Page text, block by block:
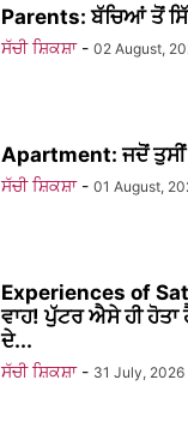
Parents: ਬੱਚਿਆਂ ਤੋਂ
ਸੱਚੀ ਸ਼ਿਕਸ਼ਾ - 02 August,
Apartment: ਜਦੋਂ
ਸੱਚੀ ਸ਼ਿਕਸ਼ਾ - 01 August,
Experiences of
ਵਾਹ! ਪੁੱਟਰ ਐਸੇ ਹੀ
ਦੇ...
ਸੱਚੀ ਸ਼ਿਕਸ਼ਾ - 31 July, 2026